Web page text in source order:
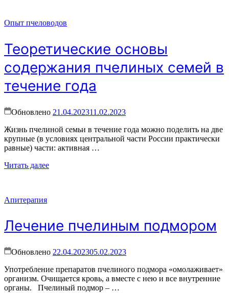
Опыт пчеловодов
Теоретические основы
содержания пчелиных семей в
течение года
Обновлено 21.04.202311.02.2023
Жизнь пчелиной семьи в течение года можно поделить на две
крупные (в условиях центральной части России практически
равные) части: активная …
Читать далее
Апитерапия
Лечение пчелиным подмором
Обновлено 22.04.202305.02.2023
Употребление препаратов пчелиного подмора «омолаживает»
организм. Очищается кровь, а вместе с нею и все внутренние
органы. Пчелиный подмор – …